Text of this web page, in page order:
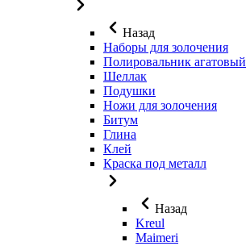
Назад
Наборы для золочения
Полировальник агатовый
Шеллак
Подушки
Ножи для золочения
Битум
Глина
Клей
Краска под металл
Назад
Kreul
Maimeri